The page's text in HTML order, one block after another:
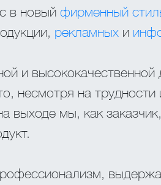
в новый фирменный
рекламных и
и
несмотря на
выходе мы, как